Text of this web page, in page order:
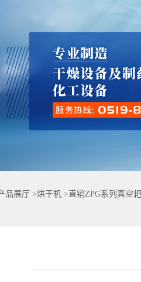
品展厅 >烘干机 > 直销ZPG系列真空